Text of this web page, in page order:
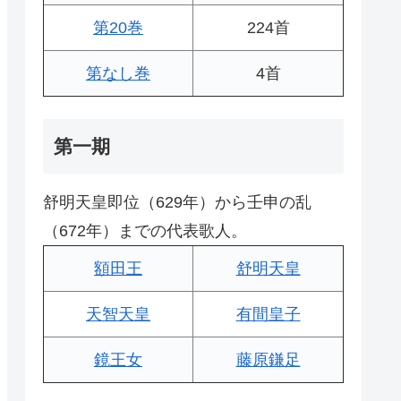
第20巻 224首
第なし巻 4首
第一期
舒明天皇即位（629年）から壬申の乱
（672年）までの代表歌人。
額田王 舒明天皇
天智天皇 有間皇子
鏡王女 藤原鎌足